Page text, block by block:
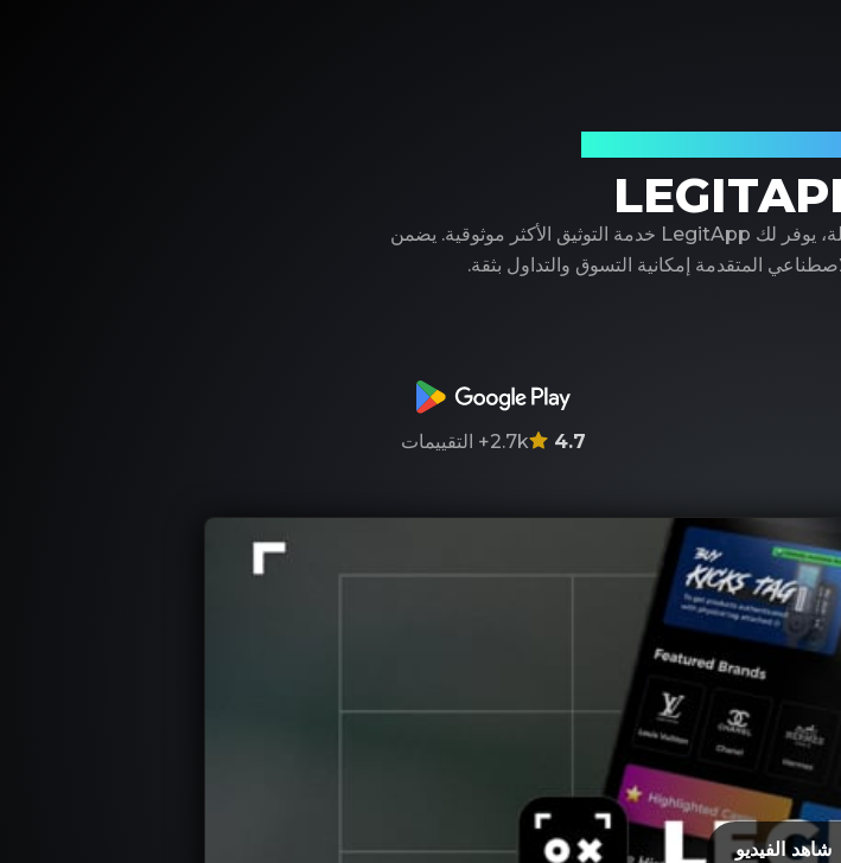
سواء كنت تشتري أو تبيع منتجات فاخرة مستعملة، يوفر لك LegitApp خدمة التوثيق الأكثر موثوقية. يضمن
المتقدمة إمكانية التسوق والتداول بثقة.
4.7
2.7k+ التقييمات
شاهد الفيديو